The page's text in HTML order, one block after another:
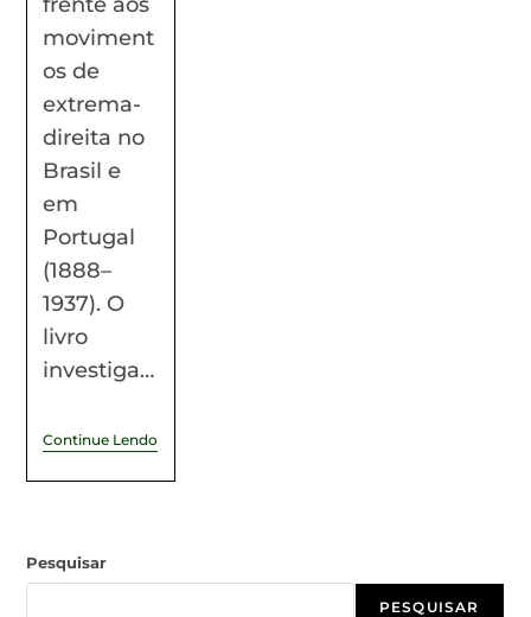
moviment
os de
extrema-
direita no
Brasil e
em
Portugal
(1888–
1937). O
livro
investiga…
Continue Lendo
Pesquisar
PESQUISAR